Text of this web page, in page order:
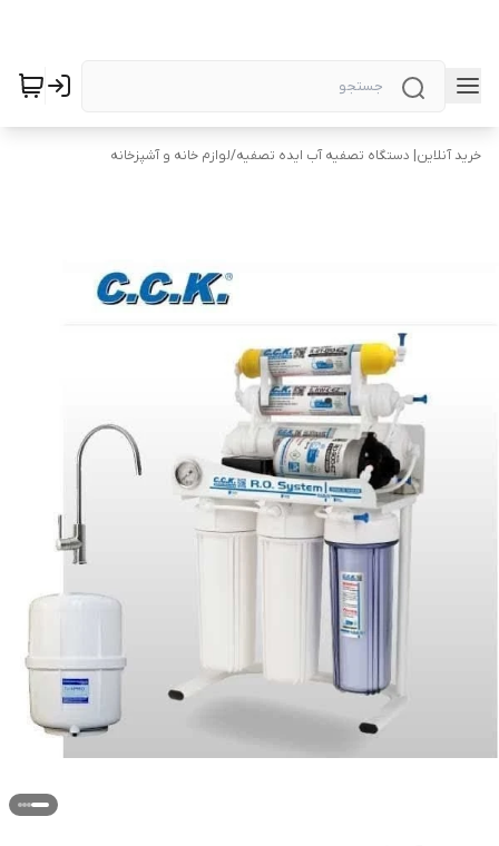
خرید آنلاین| دستگاه تصفیه آب ایده تصفیه/لوازم خانه و آشپزخانه